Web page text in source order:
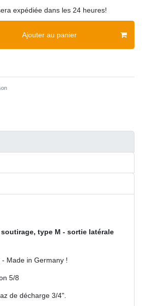
expédiée dans les 24 heures!
Ajouter au panier
type M - sortie latérale
Made in Germany !
5/8
de décharge 3/4".